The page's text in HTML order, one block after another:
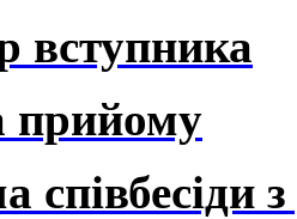
вступника
прийому
співбесіди